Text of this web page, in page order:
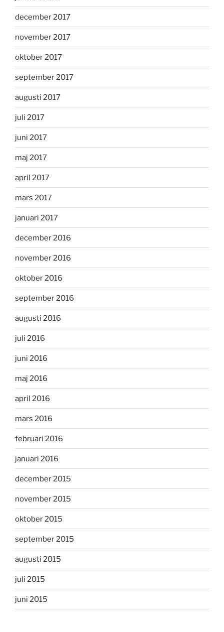
december 2017
november 2017
oktober 2017
september 2017
augusti 2017
juli 2017
juni 2017
maj 2017
april 2017
mars 2017
januari 2017
december 2016
november 2016
oktober 2016
september 2016
augusti 2016
juli 2016
juni 2016
maj 2016
april 2016
mars 2016
februari 2016
januari 2016
december 2015
november 2015
oktober 2015
september 2015
augusti 2015
juli 2015
juni 2015